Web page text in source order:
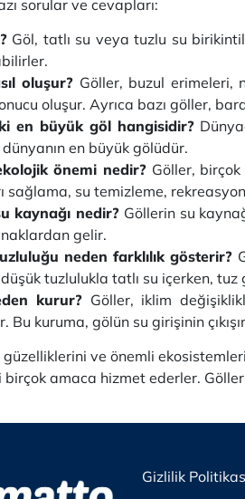
sorular ve cevapları:
Göl, tatlı su veya tuzlu su
oluşur? Göller, buzul
oluşur. Ayrıca bazı göller,
en büyük göl hangisidir?
dünyanın en büyük gölüdür.
önemi nedir? Göller,
sağlama, su temizleme,
kaynağı nedir? Göllerin su
gelir.
neden farklılık gösterir?
tuzlulukla tatlı su içerken,
kurur? Göller, iklim
Bu kuruma, gölün su girişinin
güzelliklerini ve önemli
amaca hizmet ederler.
Gizlilik